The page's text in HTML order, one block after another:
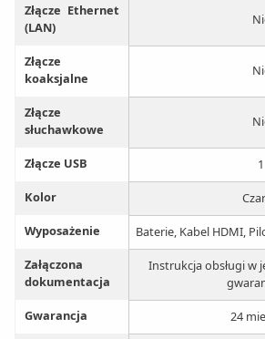
Złącze Ethernet
(LAN)
Złącze
koaksjalne
Złącze
słuchawkowe
Złącze USB
1
Kolor
Wyposażenie
Baterie, Kabel HDMI,
Załączona
dokumentacja
Instrukcja obsługi w
Gwarancja
24